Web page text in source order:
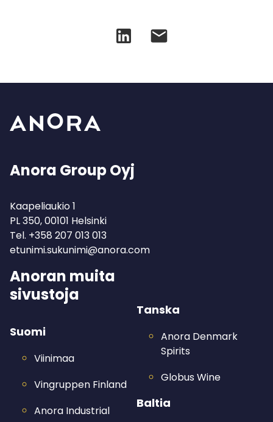
Anora Group Oyj
Kaapeliaukio 1
PL 350, 00101 Helsinki
Tel. +358 207 013 013
etunimi.sukunimi@anora.com
Anoran muita
sivustoja
Suomi
Viinimaa
Vingruppen Finland
Anora Industrial
Tanska
Anora Denmark
Spirits
Globus Wine
Baltia